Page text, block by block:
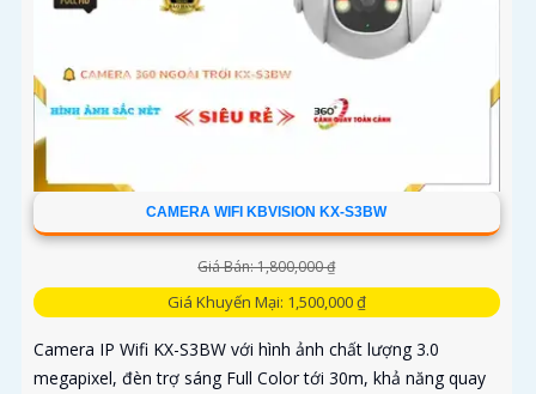
CAMERA WIFI KBVISION KX-S3BW
Giá Bán: 1,800,000 ₫
Giá Khuyến Mại: 1,500,000 ₫
Camera IP Wifi KX-S3BW với hình ảnh chất lượng 3.0
megapixel, đèn trợ sáng Full Color tới 30m, khả năng quay